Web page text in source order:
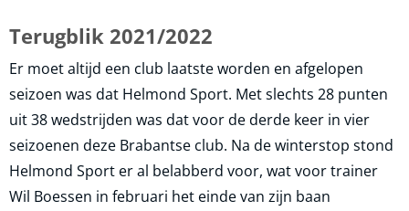
Terugblik 2021/2022
Er moet altijd een club laatste worden en afgelopen
seizoen was dat Helmond Sport. Met slechts 28 punten
uit 38 wedstrijden was dat voor de derde keer in vier
seizoenen deze Brabantse club. Na de winterstop stond
Helmond Sport er al belabberd voor, wat voor trainer
Wil Boessen in februari het einde van zijn baan